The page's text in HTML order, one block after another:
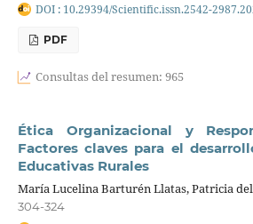
DOI : 10.29394/Scientific.issn.2542-
PDF
Consultas del resumen: 965
Ética Organizacional y
Factores claves para el
Educativas Rurales
María Lucelina Barturén Llatas, Patricia
304-324